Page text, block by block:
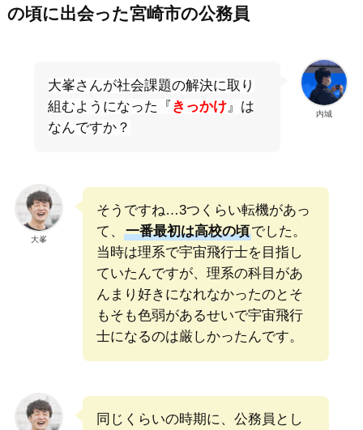
の頃に出会った宮崎市の公務員
内城
大峯さんが社会課題の解決に取り
組むようになった『 きっかけ』は
なんですか？
大峯
そうですね…3つくらい転機があっ
て、
一番最初は高校の頃でした。
当時は理系で宇宙飛行士を目指し
ていたんですが、理系の科目があ
んまり好きになれなかったのとそ
もそも色弱があるせいで宇宙飛行
士になるのは厳しかったんです。
同じくらいの時期に、公務員とし